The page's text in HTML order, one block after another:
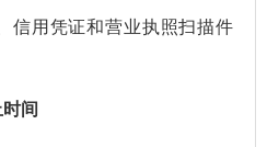
用凭证和营业执照扫描件
间